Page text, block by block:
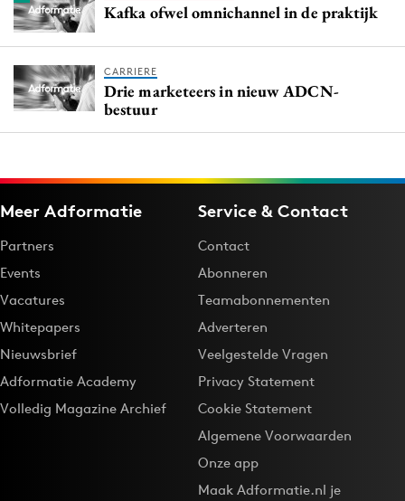
Kafka ofwel omnichannel in de praktijk
CARRIERE
Drie marketeers in nieuw ADCN-
bestuur
Meer Adformatie
Partners
Events
Vacatures
Whitepapers
Nieuwsbrief
Adformatie Academy
Volledig Magazine Archief
Service & Contact
Contact
Abonneren
Teamabonnementen
Adverteren
Veelgestelde Vragen
Privacy Statement
Cookie Statement
Algemene Voorwaarden
Onze app
Maak Adformatie.nl je